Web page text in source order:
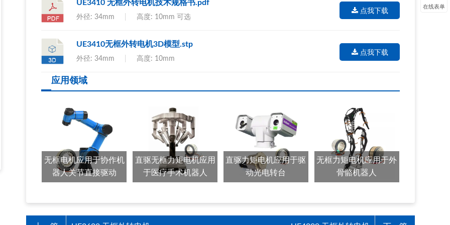
UE3410 无框外转电机技术规格书.pdf
外径: 34mm 高度: 10mm 可选
点我下载
UE3410无框外转电机3D模型.stp
外径: 34mm 高度: 10mm
点我下载
应用领域
无框电机应用于协作机
器人关节直接驱动
直驱无框力矩电机应用
于医疗手术机器人
直驱力矩电机应用于驱
动光电转台
无框力矩电机应用于外
骨骼机器人
在线表单